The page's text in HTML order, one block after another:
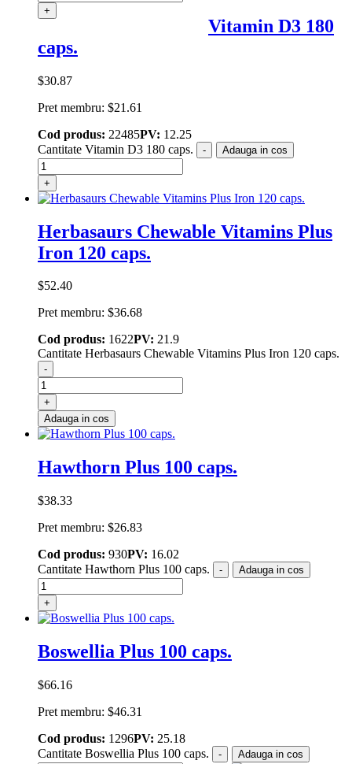
+
Vitamin D3 180
caps.
$30.87
Pret membru: $21.61
Cod produs: 22485PV: 12.25
Cantitate Vitamin D3 180 caps.
-
+
Adauga in cos
Herbasaurs Chewable Vitamins Plus
Iron 120 caps.
$52.40
Pret membru: $36.68
Cod produs: 1622PV: 21.9
Cantitate Herbasaurs Chewable Vitamins Plus Iron 120 caps.
-
+
Adauga in cos
Hawthorn Plus 100 caps.
$38.33
Pret membru: $26.83
Cod produs: 930PV: 16.02
Cantitate Hawthorn Plus 100 caps.
-
+
Adauga in cos
Boswellia Plus 100 caps.
$66.16
Pret membru: $46.31
Cod produs: 1296PV: 25.18
Cantitate Boswellia Plus 100 caps.
- Adauga in cos